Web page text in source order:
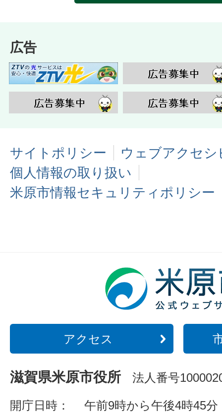
広告
サイトポリシー
ウェブアクセ
個人情報の取り扱い
米原市情報セキュリティポリシー
アクセス
滋賀県米原市役所 法人番号
開庁日時： 午前9時から午後4時45分